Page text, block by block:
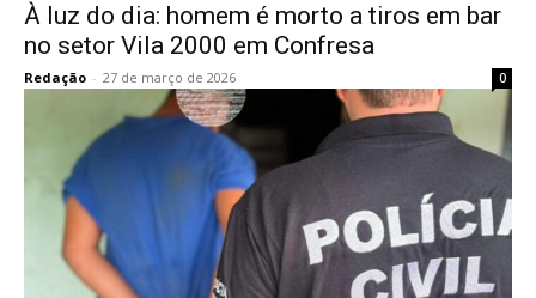
À luz do dia: homem é morto a tiros em bar
no setor Vila 2000 em Confresa
Redação - 27 de março de 2026 0